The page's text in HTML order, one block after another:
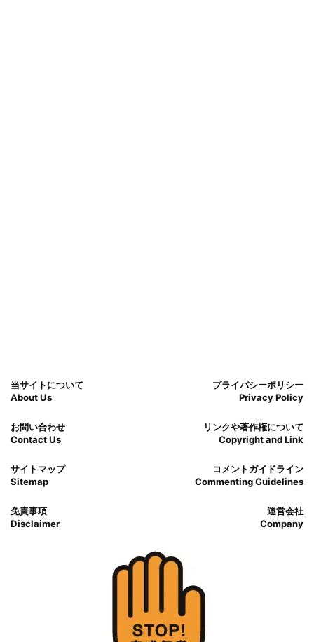
当サイトについて
About Us
プライバシーポリシー
Privacy Policy
お問い合わせ
Contact Us
リンクや著作権について
Copyright and Link
サイトマップ
Sitemap
コメントガイドライン
Commenting Guidelines
免責事項
Disclaimer
運営会社
Company